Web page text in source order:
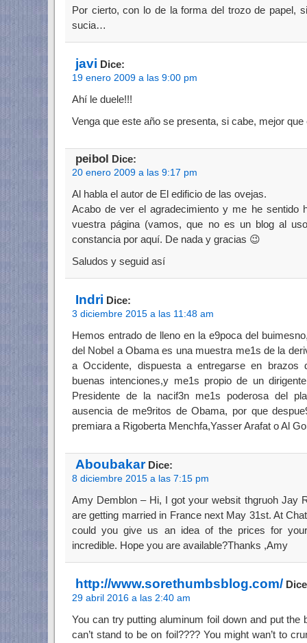
Por cierto, con lo de la forma del trozo de papel,
sucia…
javi Dice:
19 enero 2009 a las 9:00 pm
Ahí le duele!!!
Venga que este año se presenta, si cabe, mejor
peibol Dice:
20 enero 2009 a las 9:17 pm
Al habla el autor de El edificio de las ovejas.
Acabo de ver el agradecimiento y me he sentido
vuestra página (vamos, que no es un blog al
constancia por aquí. De nada y gracias 😉
Saludos y seguid así
Indri Dice:
3 diciembre 2015 a las 11:48 am
Hemos entrado de lleno en la e9poca del
del Nobel a Obama es una muestra me1s de la
a Occidente, dispuesta a entregarse en brazos
buenas intenciones,y me1s propio de un
Presidente de la nacif3n me1s poderosa del
ausencia de me9ritos de Obama, por que
premiara a Rigoberta Menchfa,Yasser Arafat o Al
AboubakarDice:
8 diciembre 2015 a las 7:15 pm
Amy Demblon – Hi, I got your websit thgruoh Jay
are getting married in France next May 31st. At
could you give us an idea of the prices for
incredible. Hope you are available?Thanks ,Amy
http://www.sorethumbsblog.com/
29 abril 2016 a las 2:40 am
You can try putting aluminum foil down and put
can’t stand to be on foil???? You might wan’t to